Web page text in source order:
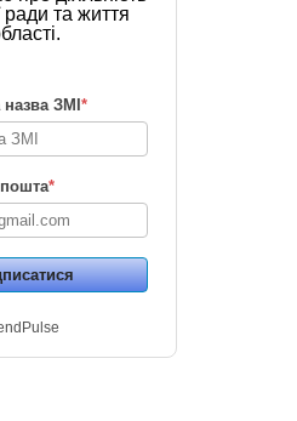
ради та життя
ЗМІ *
*